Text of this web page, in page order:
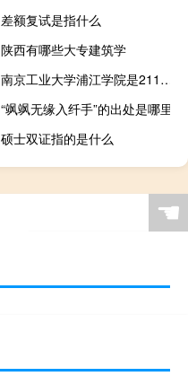
差额复试是指什么
陕西有哪些大专建筑学
南京工业大学浦江学院是211大学吗
“飒飒无缘入纤手”的出处是哪里
硕士双证指的是什么
☚